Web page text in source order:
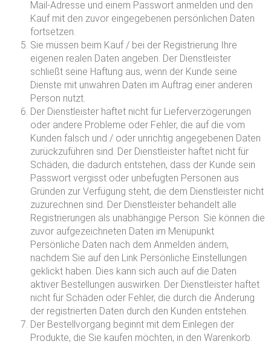
Mail-Adresse und einem Passwort anmelden und den
Kauf mit den zuvor eingegebenen persönlichen Daten
fortsetzen.
Sie müssen beim Kauf / bei der Registrierung Ihre
eigenen realen Daten angeben. Der Dienstleister
schließt seine Haftung aus, wenn der Kunde seine
Dienste mit unwahren Daten im Auftrag einer anderen
Person nutzt.
Der Dienstleister haftet nicht für Lieferverzögerungen
oder andere Probleme oder Fehler, die auf die vom
Kunden falsch und / oder unrichtig angegebenen Daten
zurückzuführen sind. Der Dienstleister haftet nicht für
Schäden, die dadurch entstehen, dass der Kunde sein
Passwort vergisst oder unbefugten Personen aus
Gründen zur Verfügung steht, die dem Dienstleister nicht
zuzurechnen sind. Der Dienstleister behandelt alle
Registrierungen als unabhängige Person. Sie können die
zuvor aufgezeichneten Daten im Menüpunkt
Persönliche Daten nach dem Anmelden ändern,
nachdem Sie auf den Link Persönliche Einstellungen
geklickt haben. Dies kann sich auch auf die Daten
aktiver Bestellungen auswirken. Der Dienstleister haftet
nicht für Schäden oder Fehler, die durch die Änderung
der registrierten Daten durch den Kunden entstehen.
Der Bestellvorgang beginnt mit dem Einlegen der
Produkte, die Sie kaufen möchten, in den Warenkorb.